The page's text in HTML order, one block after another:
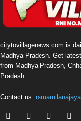
citytovillagenews.com is
Madhya Pradesh. Get
from Madhya Pradesh,
Pradesh.
Contact us: